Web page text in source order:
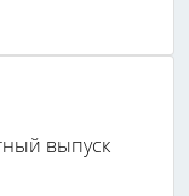
выпуск